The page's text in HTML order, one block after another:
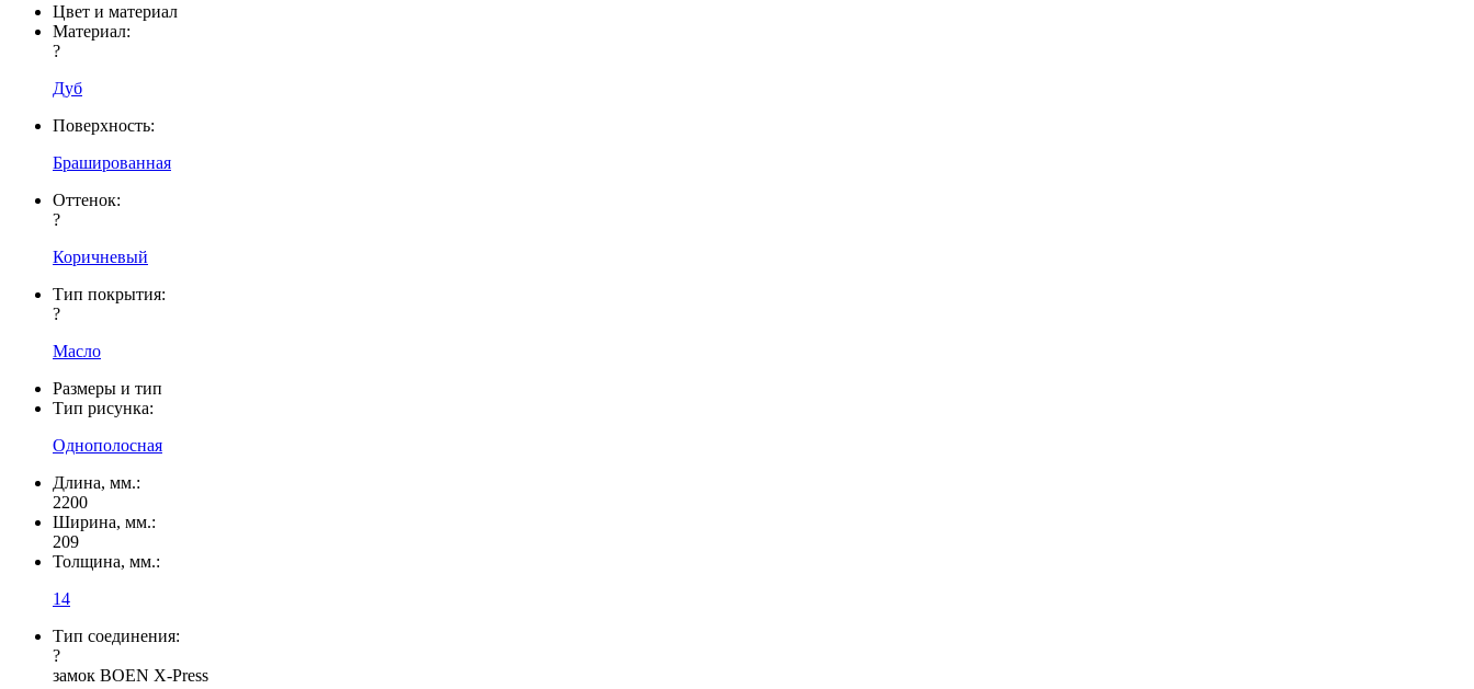
Цвет и материал
Материал:
?
Дуб
Поверхность:
Брашированная
Оттенок:
?
Коричневый
Тип покрытия:
?
Масло
Размеры и тип
Тип рисунка:
Однополосная
Длина, мм.:
2200
Ширина, мм.:
209
Толщина, мм.:
14
Тип соединения:
?
замок BOEN X-Press